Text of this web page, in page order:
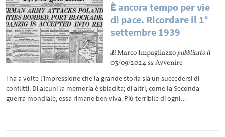
È ancora tempo per vie
di pace. Ricordare il 1°
settembre 1939
diMarco Impagliazzopubblicato il
03/09/2024suAvvenire
i ha a volte l’impressione che la grande storia sia un succedersi di
conflitti. Di alcuni la memoria è sbiadita; di altri, come la Seconda
guerra mondiale, essa rimane ben viva. Più terribile di ogni…